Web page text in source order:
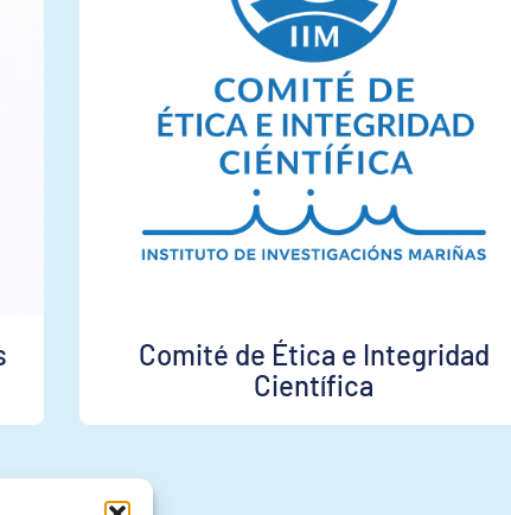
Comité de Ética e Integridad
Científica